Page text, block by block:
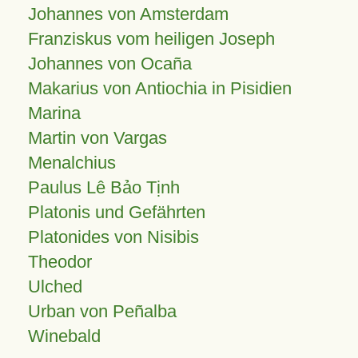
Johannes von Amsterdam
Franziskus vom heiligen Joseph
Johannes von Ocaña
Makarius von Antiochia in Pisidien
Marina
Martin von Vargas
Menalchius
Paulus Lê Bảo Tịnh
Platonis und Gefährten
Platonides von Nisibis
Theodor
Ulched
Urban von Peñalba
Winebald